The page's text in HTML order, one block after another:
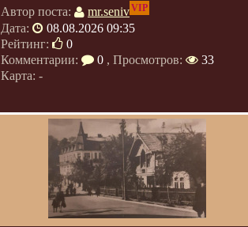
Автор поста:
mr.senivVIP
Дата:
08.08.2026 09:35
Рейтинг:
0
Комментарии:
0 , Просмотров:
33
Карта: -